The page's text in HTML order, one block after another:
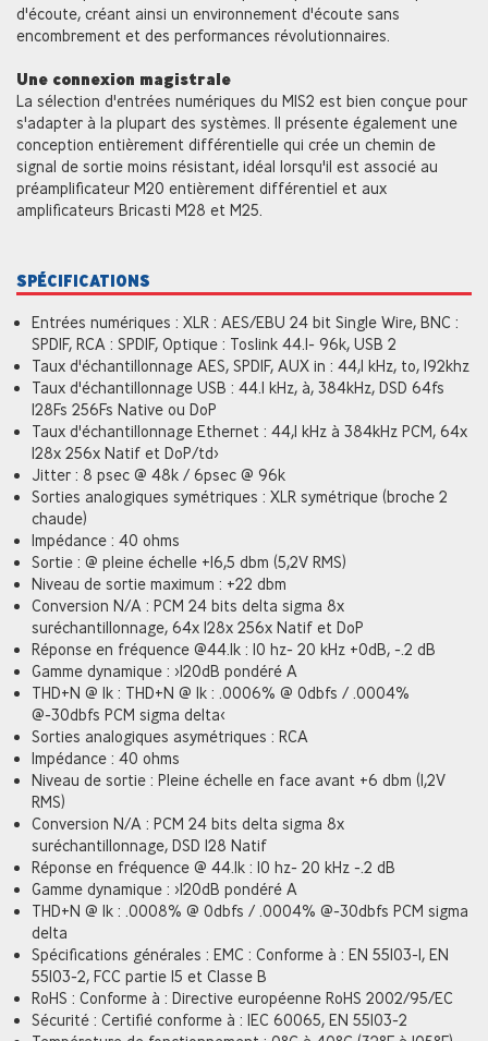
d'écoute, créant ainsi un environnement d'écoute sans
encombrement et des performances révolutionnaires.
Une connexion magistrale
La sélection d'entrées numériques du M1S2 est bien conçue pour
s'adapter à la plupart des systèmes. Il présente également une
conception entièrement différentielle qui crée un chemin de
signal de sortie moins résistant, idéal lorsqu'il est associé au
préamplificateur M20 entièrement différentiel et aux
amplificateurs Bricasti M28 et M25.
SPÉCIFICATIONS
Entrées numériques : XLR : AES/EBU 24 bit Single Wire, BNC :
SPDIF, RCA : SPDIF, Optique : Toslink 44.1- 96k, USB 2
Taux d'échantillonnage AES, SPDIF, AUX in : 44,1 kHz, to, 192khz
Taux d'échantillonnage USB : 44.1 kHz, à, 384kHz, DSD 64fs
128Fs 256Fs Native ou DoP
Taux d'échantillonnage Ethernet : 44,1 kHz à 384kHz PCM, 64x
128x 256x Natif et DoP/td>
Jitter : 8 psec @ 48k / 6psec @ 96k
Sorties analogiques symétriques : XLR symétrique (broche 2
chaude)
Impédance : 40 ohms
Sortie : @ pleine échelle +16,5 dbm (5,2V RMS)
Niveau de sortie maximum : +22 dbm
Conversion N/A : PCM 24 bits delta sigma 8x
suréchantillonnage, 64x 128x 256x Natif et DoP
Réponse en fréquence @44.1k : 10 hz- 20 kHz +0dB, -.2 dB
Gamme dynamique : >120dB pondéré A
THD+N @ 1k : THD+N @ 1k : .0006% @ 0dbfs / .0004%
@-30dbfs PCM sigma delta<
Sorties analogiques asymétriques : RCA
Impédance : 40 ohms
Niveau de sortie : Pleine échelle en face avant +6 dbm (1,2V
RMS)
Conversion N/A : PCM 24 bits delta sigma 8x
suréchantillonnage, DSD 128 Natif
Réponse en fréquence @ 44.1k : 10 hz- 20 kHz -.2 dB
Gamme dynamique : >120dB pondéré A
THD+N @ 1k : .0008% @ 0dbfs / .0004% @-30dbfs PCM sigma
delta
Spécifications générales : EMC : Conforme à : EN 55103-1, EN
55103-2, FCC partie 15 et Classe B
RoHS : Conforme à : Directive européenne RoHS 2002/95/EC
Sécurité : Certifié conforme à : IEC 60065, EN 55103-2